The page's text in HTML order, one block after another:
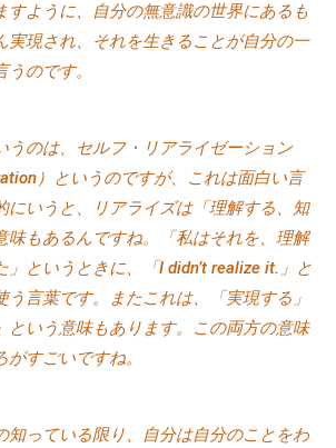
すように、自分の無意識の世界にあるも
実現され、それを生きることが自分の一
のです。
うのは、セルフ・リアライゼーション
）というのですが、これは面白い言
にいうと、リアライズは「理解する、知
味もあるんですね。「私はそれを、理解
」というときに、「I didn’t realize it.」と
う言葉です。またこれは、「実現する」
という意味もあります。この両方の意味
すごいですね。
知っている限り、自分は自分のことをわ